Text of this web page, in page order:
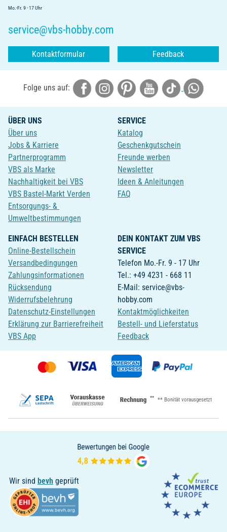
Mo.-Fr. 9 - 17 Uhr
service@vbs-hobby.com
Kontaktformular Feedback
Folge uns auf:
ÜBER UNS
Über uns
Jobs & Karriere
Partnerprogramm
VBS als Marke
Nachhaltigkeit bei VBS
VBS Bastel-Markt Verden
Entsorgungs- &
Umweltbestimmungen
SERVICE
Katalog
Geschenkgutschein
Freunde werben
Newsletter
Ideen & Anleitungen
FAQ
EINFACH BESTELLEN
Online-Bestellschein
Versandbedingungen
Zahlungsinformationen
Rücksendung
Widerrufsbelehrung
Datenschutz-Einstellungen
Erklärung zur Barrierefreiheit
VBS App
DEIN KONTAKT ZUM VBS
SERVICE
Telefon Mo.-Fr. 9 - 17 Uhr
Tel.: +49 4231 - 668 11
E-Mail: service@vbs-
hobby.com
Kontaktmöglichkeiten
Bestell- und Lieferstatus
Feedback
** ** Bonität vorausgesetzt
Wir sind bevh geprüft